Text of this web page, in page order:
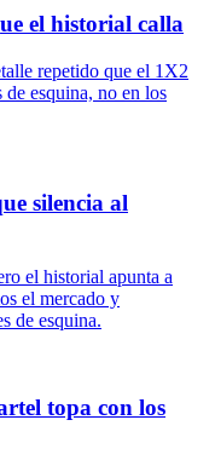
el historial calla
repetido que el 1X2
esquina, no en los
silencia al
el historial apunta a
el mercado y
de esquina.
topa con los